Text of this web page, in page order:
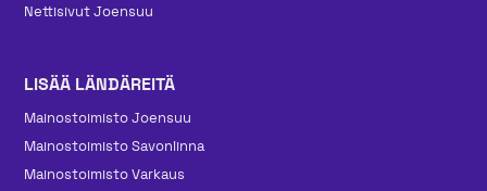
Nettisivut Joensuu
LISÄÄ LÄNDÄREITÄ
Mainos­toimisto Joensuu
Mainos­toimisto Savonlinna
Mainos­toimisto Varkaus